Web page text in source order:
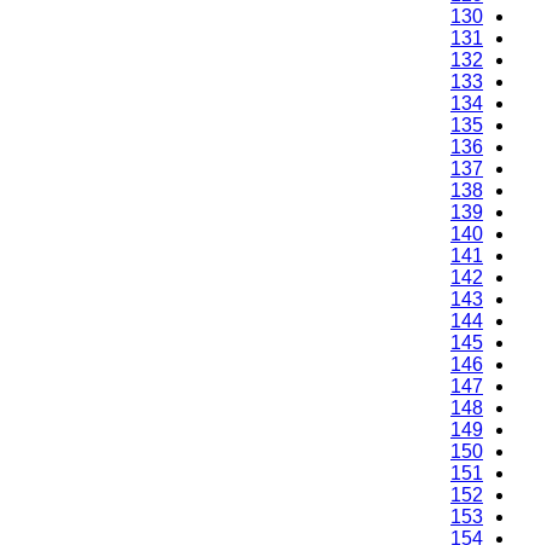
130
131
132
133
134
135
136
137
138
139
140
141
142
143
144
145
146
147
148
149
150
151
152
153
154